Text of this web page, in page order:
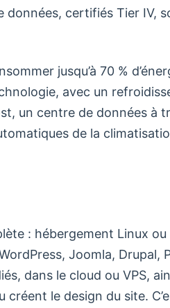
données, certifiés Tier IV,
jusqu’à 70 %
avec un
un centre de données à
de la
: hébergement Linux
Joomla, Drupal,
dans le cloud ou VPS,
le design du site.